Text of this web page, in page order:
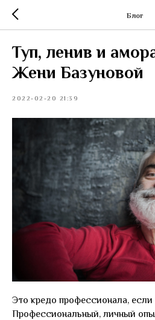
Блог
Туп, ленив и
Жени Базуновой
2022-02-20 21:39
Это кредо профессионала, если
Профессиональный, личный